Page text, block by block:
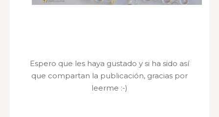
Espero que les haya gustado y si ha sido así
que compartan la publicación, gracias por
leerme :-)